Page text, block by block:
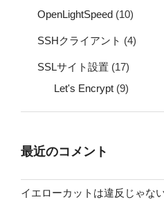
OpenLightSpeed (10)
SSHクライアント (4)
SSLサイト設置 (17)
Let's Encrypt (9)
最近のコメント
イエローカットは違反じゃな